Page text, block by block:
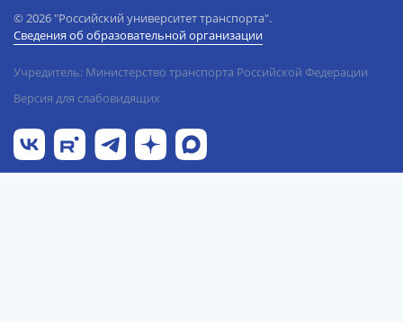
© 2026 "Российский университет транспорта".
Сведения об образовательной организации
Учредитель: Министерство транспорта Российской Федерации
Версия для слабовидящих